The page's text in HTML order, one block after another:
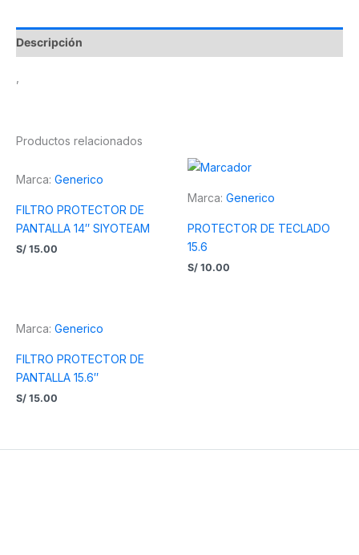
Descripción
Productos relacionados
Marca: Generico
FILTRO PROTECTOR DE
PANTALLA 14″ SIYOTEAM
S/ 15.00
Marca: Generico
PROTECTOR DE TECLADO
15.6
S/ 10.00
Marca: Generico
FILTRO PROTECTOR DE
PANTALLA 15.6″
S/ 15.00